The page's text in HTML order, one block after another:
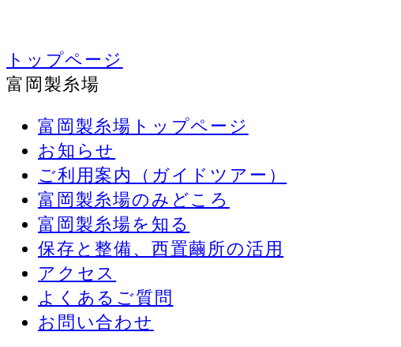
トップページ
富岡製糸場
富岡製糸場トップページ
お知らせ
ご利用案内（ガイドツアー）
富岡製糸場のみどころ
富岡製糸場を知る
保存と整備、西置繭所の活用
アクセス
よくあるご質問
お問い合わせ